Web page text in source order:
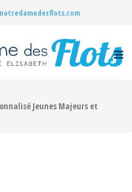
Jeunes Majeurs et